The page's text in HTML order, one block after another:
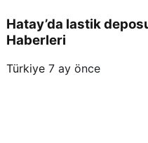
Hatay’da lastik
Haberleri
Türkiye 7 ay önce